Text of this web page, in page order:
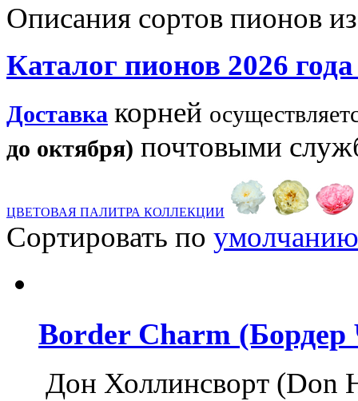
Описания сортов пионов
Каталог пионов 2026
Доставка корней
до октября) почтовыми
ЦВЕТОВАЯ ПАЛИТРА КОЛЛЕКЦИИ
Сортировать по умолчанию
Border Charm
Дон Холлинсворт